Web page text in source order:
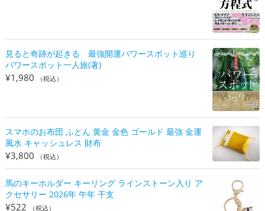
見ると奇跡が起きる 最強開運パワースポット巡り
パワースポット一人旅(著)
¥1,980 （税込）
スマホのお布団 ふとん 黄金 金色 ゴールド 最強 金運
風水 キャッシュレス 財布
¥3,800 （税込）
馬のキーホルダー キーリング ラインストーン入り ア
クセサリー 2026年 午年 干支
¥522 （税込）